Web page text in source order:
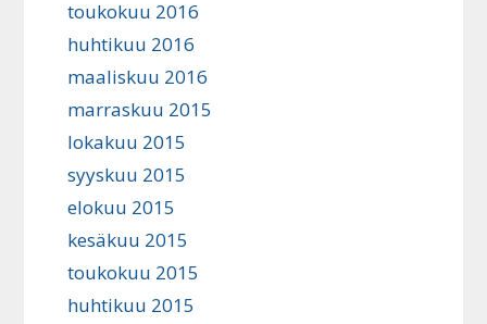
toukokuu 2016
huhtikuu 2016
maaliskuu 2016
marraskuu 2015
lokakuu 2015
syyskuu 2015
elokuu 2015
kesäkuu 2015
toukokuu 2015
huhtikuu 2015